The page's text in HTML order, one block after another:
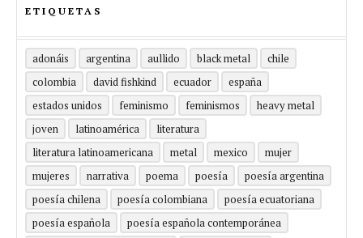
ETIQUETAS
adonáis argentina aullido black metal
chile
colombia
david fishkind ecuador
españa
estados unidos
feminismo feminismos
heavy metal
joven
latinoamérica
literatura
literatura latinoamericana
metal mexico
mujer
mujeres
narrativa poema poesía
poesía argentina
poesía chilena
poesía colombiana
poesía ecuatoriana
poesía española
poesía española contemporánea